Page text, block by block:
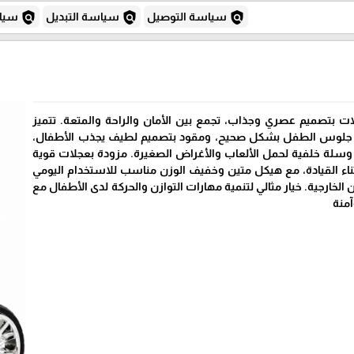
policy سياسة التوصيل policy سياسة التبديل policy
بتصميم عصري وجذاب، تجمع بين الأمان والراحة والمتعة. تتميز
جلوس الطفل بشكل صحيح، ومقود بتصميم لطيف يجذب الأطفال،
وسلة خلفية لحمل الألعاب والأغراض الصغيرة. مزودة بعجلات قوية
أثناء القيادة، مع هيكل متين وخفيف الوزن مناسب للاستخدام اليومي
الخارجية. خيار مثالي لتنمية مهارات التوازن والحركة لدى الأطفال مع